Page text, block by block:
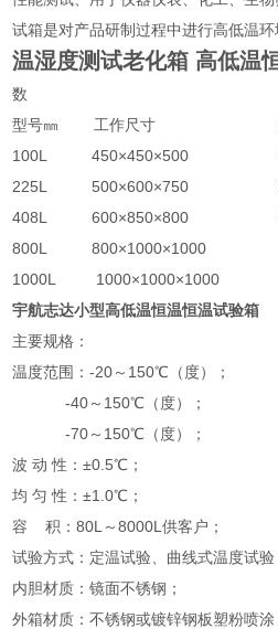
试箱是对产品研制过程中进行高低温环
温湿度测试老化箱 高低温
数
型号㎜ 工作尺寸 外
100L 450×450×500
225L 500×600×750
408L 600×850×800
800L 800×1000×1000
1000L 1000×1000×1000
宇航志达小型高低温恒温恒温试验箱
主要规格：
温度范围：-20～150℃（度）；
-40～150℃（度）；
-70～150℃（度）；
波 动 性：±0.5℃；
均 匀 性：±1.0℃；
容 积：80L～8000L供客户；
试验方式：定温试验、曲线式温度试验
内胆材质：镜面不锈钢；
外箱材质：不锈钢或镀锌钢板塑粉喷涂